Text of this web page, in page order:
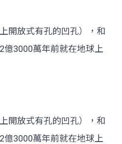
開放式有孔的凹孔），和
3000萬年前就在地球上
開放式有孔的凹孔），和
3000萬年前就在地球上